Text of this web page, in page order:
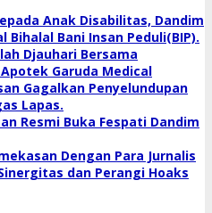
Anak Disabilitas, Dandim
Bihalal Bani Insan Peduli(BIP).
Djauhari Bersama
Garuda Medical
Gagalkan Penyelundupan
Lapas.
Resmi Buka Fespati Dandim
Dengan Para Jurnalis
dan Perangi Hoaks